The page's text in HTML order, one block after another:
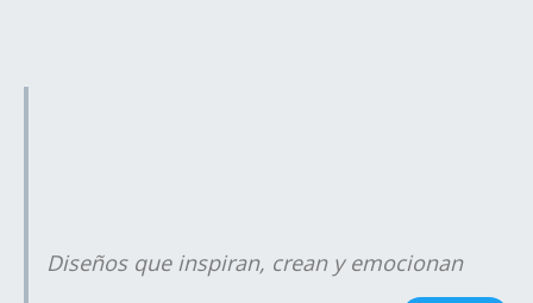
Diseños que inspiran, crean y emocionan